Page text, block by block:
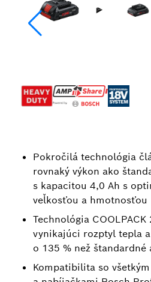
Pokročilá technológia
rovnaký výkon ako
s kapacitou 4,0 Ah s
veľkosťou a hmotnosťou
Technológia
vynikajúci rozptyl tepla
o 135 % než
Kompatibilita so